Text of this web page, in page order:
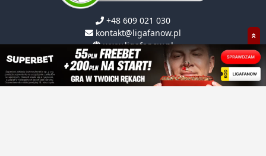
+48 609 021 030
kontakt@ligafanow.pl
www.ligafanow.pl
Copyright © Ligafanów 2008 - 2026